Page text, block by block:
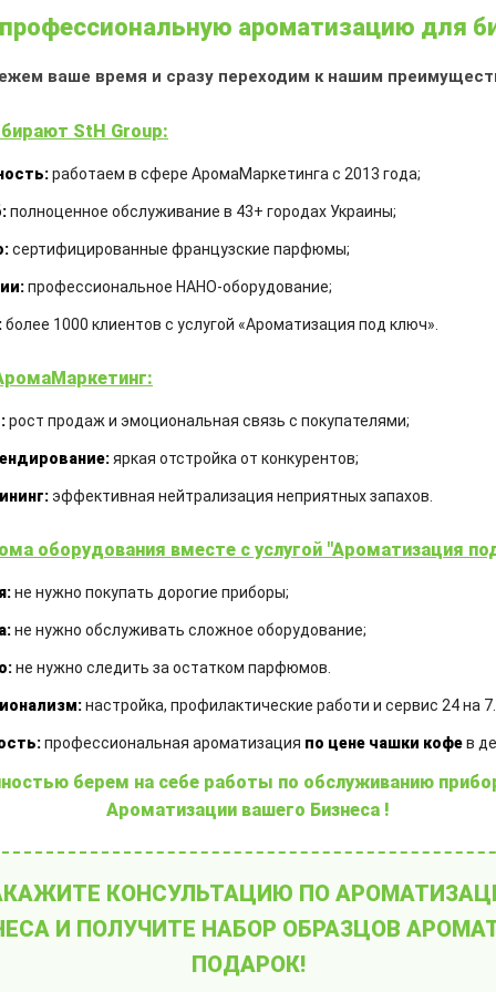
— коротко о
которая обладает рядом
методе сухого газа. Для этого в
под действием которой парфюмерное
толщины волоса примерно в 20 раз.
ТЕХНОЛОГИИ
масляные парфюмерные композиции.
аромамасла мы не используем токсичные
и свободно перемещаются в помещении,
не опадать на пол в течение 14 часов.
интенсивности, это означает, что мы можем
тысяч квадратных метров.
можем настроить оборудование так, чтобы в
помещение уже насыщено ароматом чуть
ароматизации может быть максимальной.
экологически безопасна.
микро пыль без применения каких либо
абсолютно естественен, потому что так
ЭТО ОПАСНО
многих столетий. В древнем Китае
с высушенными целебными травами, а
ароматизацию для
ваше время и сразу переходим к нашим
StH Group:
работаем в сфере АромаМаркетинга с 2013 года;
полноценное обслуживание в 43+ городах Украины;
сертифицированные французские парфюмы;
профессиональное НАНО-оборудование;
более 1000 клиентов с услугой «Ароматизация под ключ».
рост продаж и эмоциональная связь с покупателями;
яркая отстройка от конкурентов;
эффективная нейтрализация неприятных запахов.
оборудования вместе с услугой "Ароматизация
не нужно покупать дорогие приборы;
не нужно обслуживать сложное оборудование;
не нужно следить за остатком парфюмов.
настройка, профилактические работи и сервис 24 на 7.
профессиональная ароматизация по цене чашки кофев
берем на себе работы по обслуживанию
Ароматизации вашего Бизнеса !
КОНСУЛЬТАЦИЮ ПО
И ПОЛУЧИТЕ НАБОР ОБРАЗЦОВ
ПОДАРОК!